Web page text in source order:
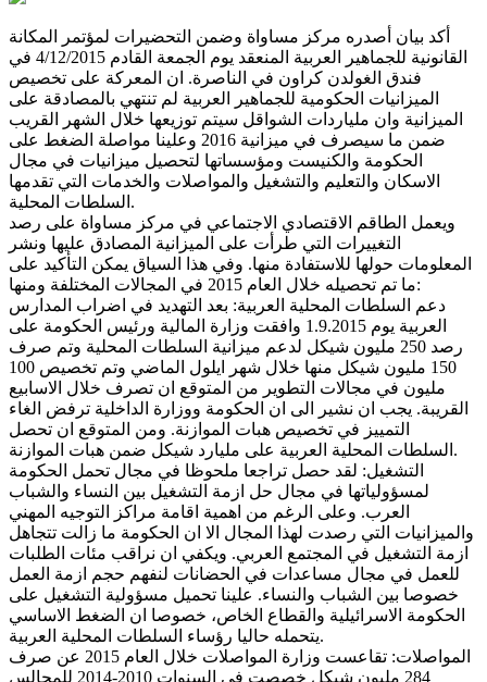
أكد بيان أصدره مركز مساواة وضمن التحضيرات لمؤتمر المكانة
القانونية للجماهير العربية المنعقد يوم الجمعة القادم 4/12/2015 في
فندق الغولدن كراون في الناصرة. ان المعركة على تخصيص
الميزانيات الحكومية للجماهير العربية لم تنتهي بالمصادقة على
الميزانية وان ملياردات الشواقل سيتم توزيعها خلال الشهر القريب
ضمن ما سيصرف في ميزانية 2016 وعلينا مواصلة الضغط على
الحكومة والكنيست ومؤسساتها لتحصيل ميزانيات في مجال
الاسكان والتعليم والتشغيل والمواصلات والخدمات التي تقدمها
السلطات المحلية .
ويعمل الطاقم الاقتصادي الاجتماعي في مركز مساواة على رصد
التغييرات التي طرأت على الميزانية المصادق عليها ونشر
المعلومات حولها للاستفادة منها. وفي هذا السياق يمكن التأكيد على
ما تم تحصيله خلال العام 2015 في المجالات المختلفة ومنها:
دعم السلطات المحلية العربية: بعد التهديد في اضراب المدارس
العربية يوم 1.9.2015 وافقت وزارة المالية ورئيس الحكومة على
رصد 250 مليون شيكل لدعم ميزانية السلطات المحلية وتم صرف
150 مليون شيكل منها خلال شهر ايلول الماضي وتم تخصيص 100
مليون في مجالات التطوير من المتوقع ان تصرف خلال الاسابيع
القريبة. يجب ان نشير الى ان الحكومة ووزارة الداخلية ترفض الغاء
التمييز في تخصيص هبات الموازنة. ومن المتوقع ان تحصل
السلطات المحلية العربية على مليارد شيكل ضمن هبات الموازنة .
التشغيل: لقد حصل تراجعا ملحوظا في مجال تحمل الحكومة
لمسؤولياتها في مجال حل ازمة التشغيل بين النساء والشباب
العرب. وعلى الرغم من اهمية اقامة مراكز التوجيه المهني
والميزانيات التي رصدت لهذا المجال الا ان الحكومة ما زالت تتجاهل
ازمة التشغيل في المجتمع العربي. ويكفي ان نراقب مئات الطلبات
للعمل في مجال مساعدات في الحضانات لنفهم حجم ازمة العمل
خصوصا بين الشباب والنساء. علينا تحميل مسؤولية التشغيل على
الحكومة الاسرائيلية والقطاع الخاص، خصوصا ان الضغط الاساسي
يتحمله حاليا رؤساء السلطات المحلية العربية.
المواصلات: تقاعست وزارة المواصلات خلال العام 2015 عن صرف
284 مليون شيكل خصصت في السنوات 2010-2014 للمجالس